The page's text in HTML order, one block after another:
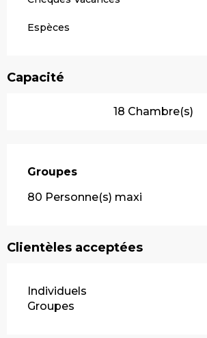
Espèces
Capacité
18 Chambre(s)
Groupes
Groupes
80 Personne(s) maxi
Clientèles acceptées
Individuels
Groupes